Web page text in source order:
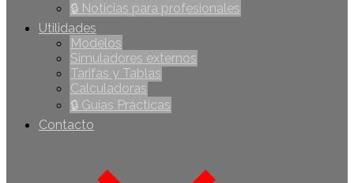
🔒 Noticias para profesionales
Utilidades
Modelos
Simuladores externos
Tarifas y Tablas
Calculadoras
🔒 Guías Prácticas
Contacto